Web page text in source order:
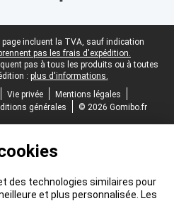
incluent la TVA, sauf indication
pas les frais d'expédition.
pas à tous les produits ou à toutes
: plus d'informations.
Vie privée
Mentions légales
générales © 2026 Gomibo.fr
des technologies similaires pour
et plus personnalisée. Les